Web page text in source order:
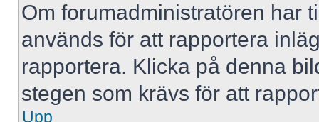
Om forumadministratören har
används för att rapportera
rapportera. Klicka på denna
stegen som krävs för att
Upp